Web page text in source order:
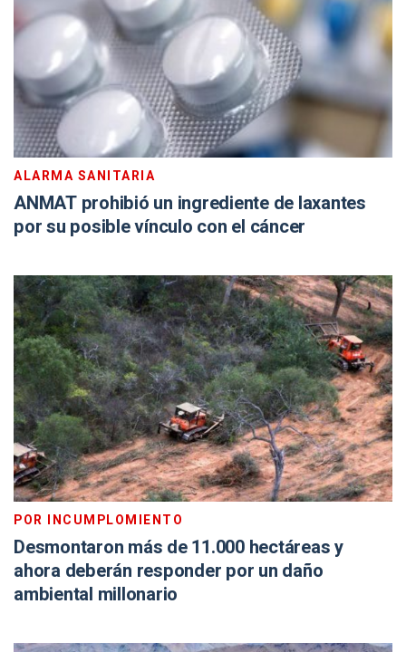
ALARMA SANITARIA
ANMAT prohibió un ingrediente de laxantes
por su posible vínculo con el cáncer
POR INCUMPLOMIENTO
Desmontaron más de 11.000 hectáreas y
ahora deberán responder por un daño
ambiental millonario